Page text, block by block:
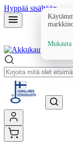
Hyppää sisältöön